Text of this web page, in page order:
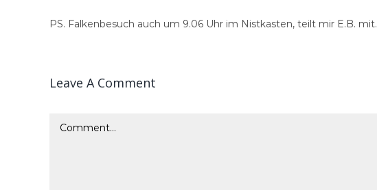
PS. Falkenbesuch auch um 9.06 Uhr im Nistkasten, teilt mir E.B. mit.
Leave A Comment
Comment